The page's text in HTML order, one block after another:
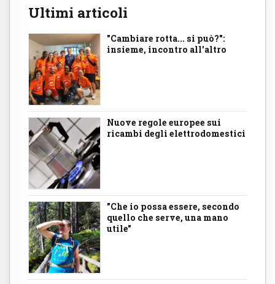
Ultimi articoli
"Cambiare rotta... si può?":
insieme, incontro all'altro
Nuove regole europee sui
ricambi degli elettrodomestici
"Che io possa essere, secondo
quello che serve, una mano
utile"